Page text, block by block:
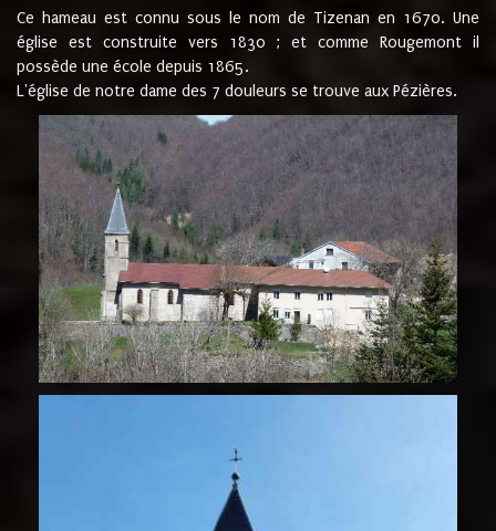
Ce hameau est connu sous le nom de Tizenan en 1670. Une
église est construite vers 1830 ; et comme Rougemont il
possède une école depuis 1865.
L'église de notre dame des 7 douleurs se trouve aux Pézières.